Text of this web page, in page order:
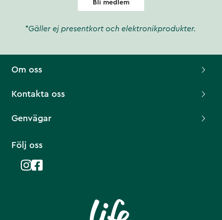
Bli medlem
*Gäller ej presentkort och elektronikprodukter.
Om oss
Kontakta oss
Genvägar
Följ oss